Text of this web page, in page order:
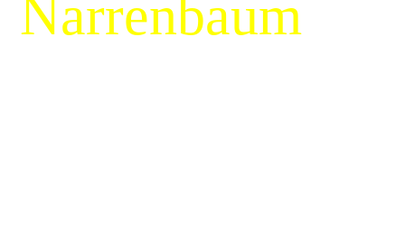
Narrenbaum